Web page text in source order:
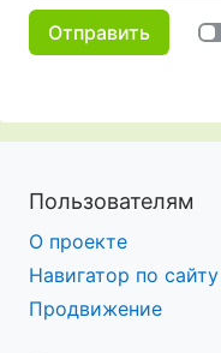
Отправить
Пользователям
О проекте
Навигатор по сайту
Продвижение